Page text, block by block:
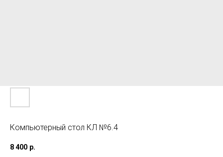
Компьютерный стол КЛ №6.4
8 400 р.